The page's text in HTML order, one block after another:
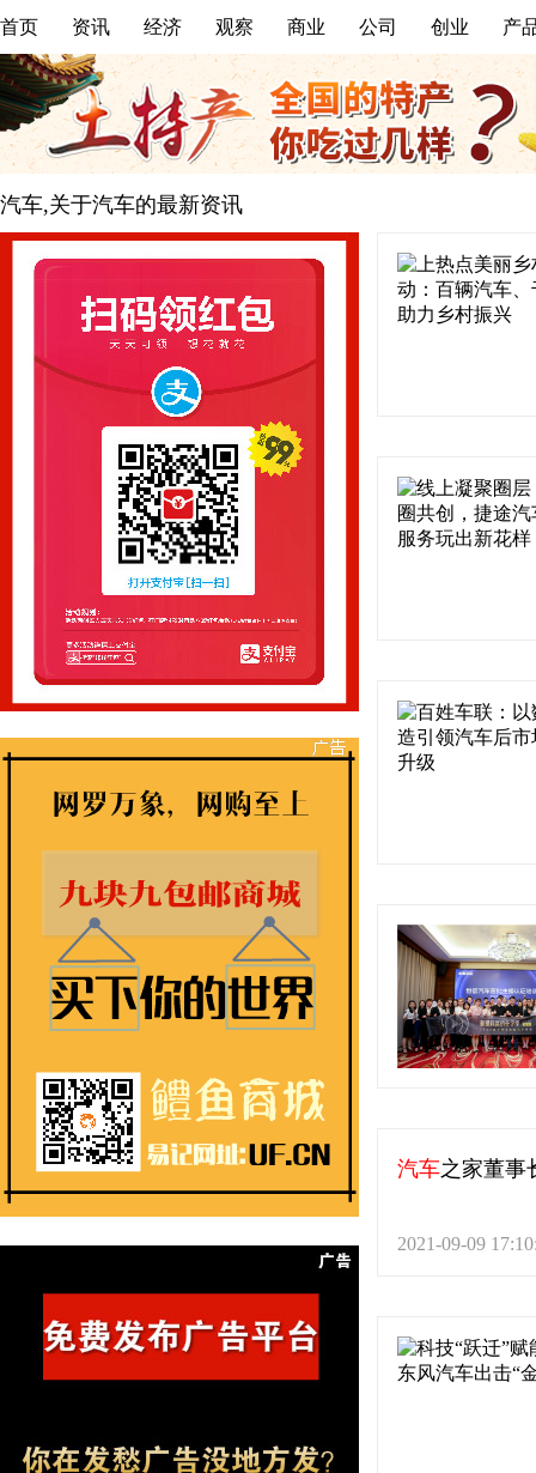
首页 资讯 经济 观察 商业 公司 创业 产
汽车,关于汽车的最新资讯
汽车之家董事
2021-09-09